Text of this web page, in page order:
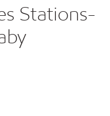
Stations-